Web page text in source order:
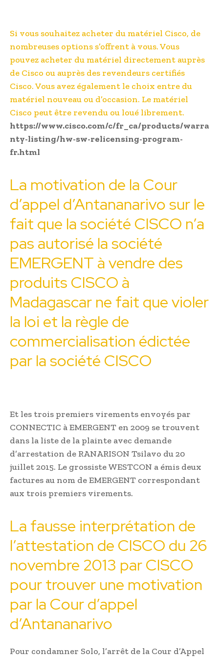
Si vous souhaitez acheter du matériel Cisco, de
nombreuses options s’offrent à vous. Vous
pouvez acheter du matériel directement auprès
de Cisco ou auprès des revendeurs certifiés
Cisco. Vous avez également le choix entre du
matériel nouveau ou d’occasion. Le matériel
Cisco peut être revendu ou loué librement.
https://www.cisco.com/c/fr_ca/products/warra
nty-listing/hw-sw-relicensing-program-
fr.html
La motivation de la Cour
d’appel d’Antananarivo sur le
fait que la société CISCO n’a
pas autorisé la société
EMERGENT à vendre des
produits CISCO à
Madagascar ne fait que violer
la loi et la règle de
commercialisation édictée
par la société CISCO
Et les trois premiers virements envoyés par
CONNECTIC à EMERGENT en 2009 se trouvent
dans la liste de la plainte avec demande
d’arrestation de RANARISON Tsilavo du 20
juillet 2015. Le grossiste WESTCON a émis deux
factures au nom de EMERGENT correspondant
aux trois premiers virements.
La fausse interprétation de
l’attestation de CISCO du 26
novembre 2013 par CISCO
pour trouver une motivation
par la Cour d’appel
d’Antananarivo
Pour condamner Solo, l’arrêt de la Cour d’Appel